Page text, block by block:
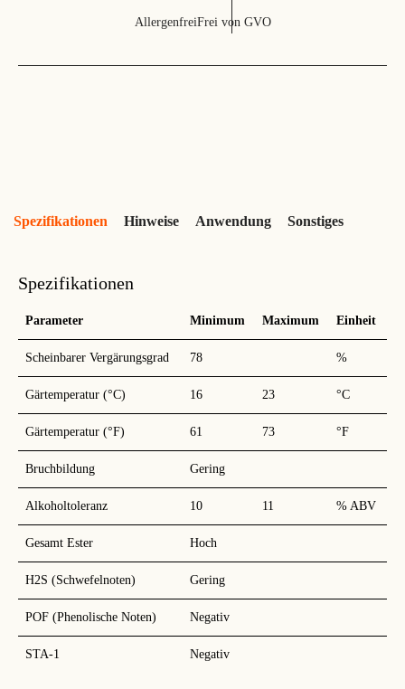
AllergenfreiFrei von GVO
Spezifikationen Hinweise Anwendung Sonstiges
Spezifikationen
Parameter Minimum Maximum Einheit
Scheinbarer Vergärungsgrad 78 %
Gärtemperatur (°C) 16 23 °C
Gärtemperatur (°F) 61 73 °F
Bruchbildung Gering
Alkoholtoleranz 10 11 % ABV
Gesamt Ester Hoch
H2S (Schwefelnoten) Gering
POF (Phenolische Noten) Negativ
STA-1 Negativ